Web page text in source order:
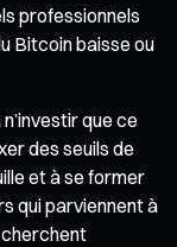
professionnels
Bitcoin baisse ou
que ce
des seuils de
et à se former
qui parviennent à